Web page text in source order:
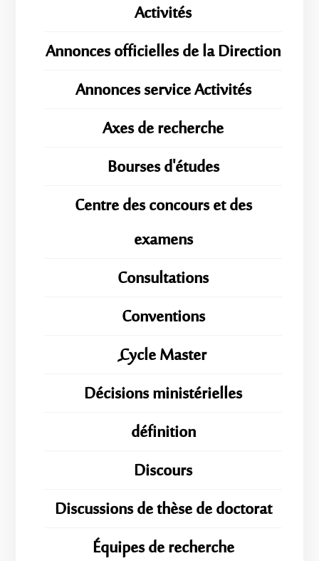
Activités
Annonces officielles de la Direction
Annonces service Activités
Axes de recherche
Bourses d'études
Centre des concours et des
examens
Consultations
Conventions
ِِِCycle Master
Décisions ministérielles
définition
Discours
Discussions de thèse de doctorat
Équipes de recherche